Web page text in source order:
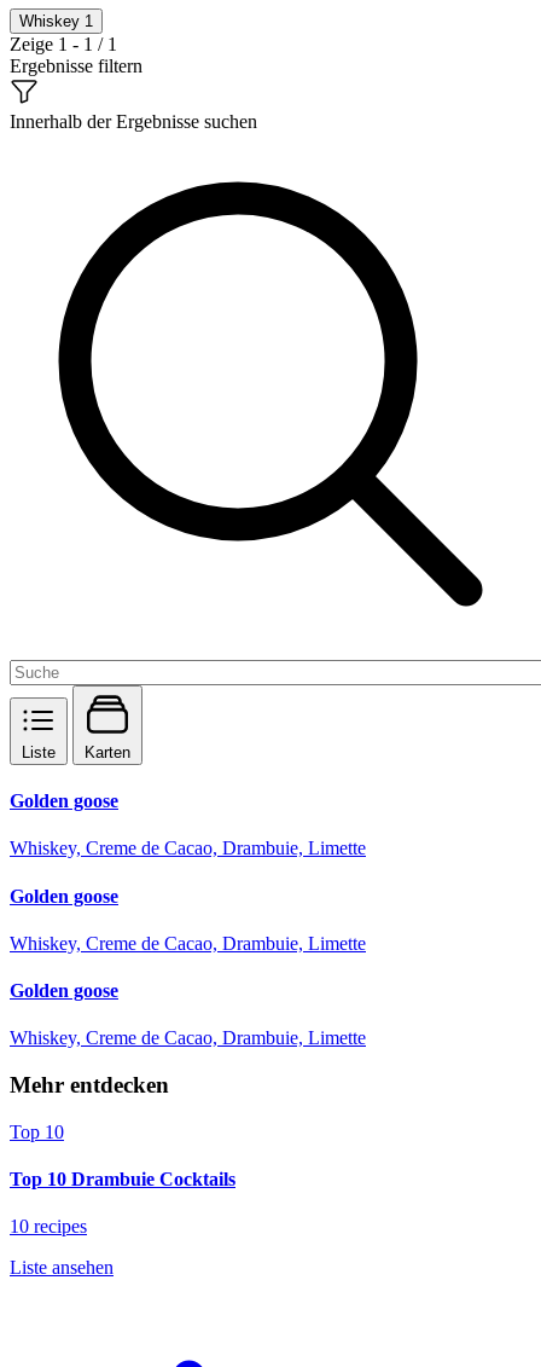
Whiskey 1
Zeige 1 - 1 / 1
Ergebnisse filtern
Innerhalb der Ergebnisse suchen
Liste Karten
Golden goose
Whiskey, Creme de Cacao, Drambuie, Limette
Golden goose
Whiskey, Creme de Cacao, Drambuie, Limette
Golden goose
Whiskey, Creme de Cacao, Drambuie, Limette
Mehr entdecken
Top 10
Top 10 Drambuie Cocktails
10 recipes
Liste ansehen